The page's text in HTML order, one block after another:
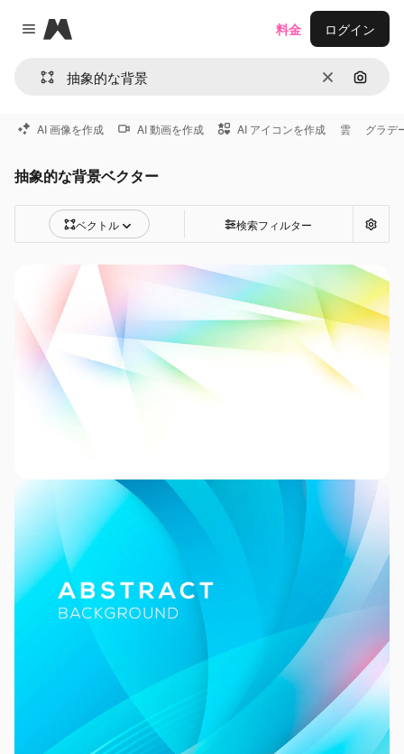
Close menu
Magnific
消去 画像で
料金 ログイン
AI 画像を作成 AI 動画を作成 AI アイコンを作成 雲 グラデ
抽象的な背景ベクター
ベクトル 検索フィルター